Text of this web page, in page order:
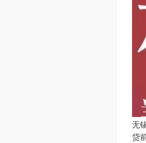
无
贷